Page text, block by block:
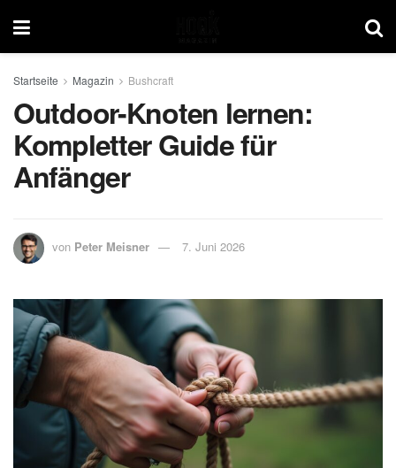
Startseite Magazin Bushcraft
Outdoor-Knoten lernen:
Kompletter Guide für
Anfänger
von Peter Meisner 7. Juni 2026